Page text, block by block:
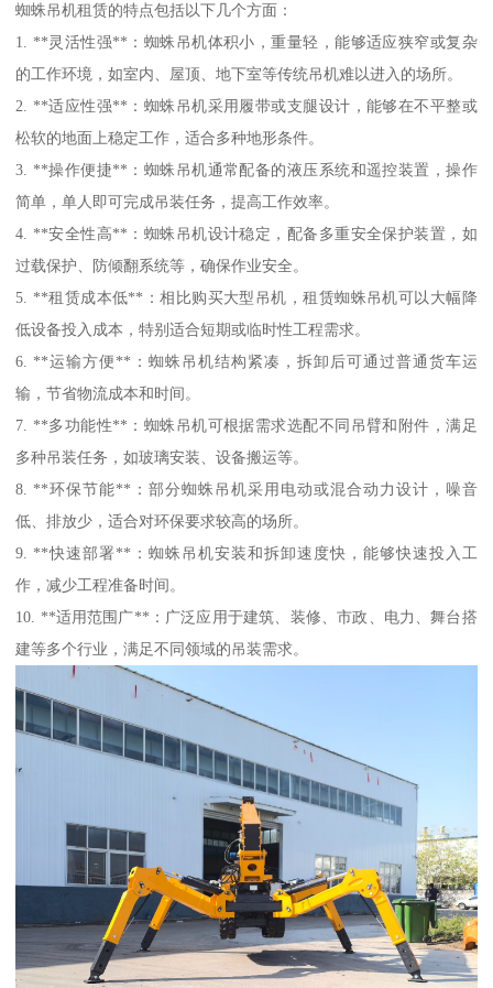
蜘蛛吊机租赁的特点包括以下几个方面：
1. **灵活性强**：蜘蛛吊机体积小，重量轻，能够适应狭窄或复杂
的工作环境，如室内、屋顶、地下室等传统吊机难以进入的场所。
2. **适应性强**：蜘蛛吊机采用履带或支腿设计，能够在不平整或
松软的地面上稳定工作，适合多种地形条件。
3. **操作便捷**：蜘蛛吊机通常配备的液压系统和遥控装置，操作
简单，单人即可完成吊装任务，提高工作效率。
4. **安全性高**：蜘蛛吊机设计稳定，配备多重安全保护装置，如
过载保护、防倾翻系统等，确保作业安全。
5. **租赁成本低**：相比购买大型吊机，租赁蜘蛛吊机可以大幅降
低设备投入成本，特别适合短期或临时性工程需求。
6. **运输方便**：蜘蛛吊机结构紧凑，拆卸后可通过普通货车运
输，节省物流成本和时间。
7. **多功能性**：蜘蛛吊机可根据需求选配不同吊臂和附件，满足
多种吊装任务，如玻璃安装、设备搬运等。
8. **环保节能**：部分蜘蛛吊机采用电动或混合动力设计，噪音
低、排放少，适合对环保要求较高的场所。
9. **快速部署**：蜘蛛吊机安装和拆卸速度快，能够快速投入工
作，减少工程准备时间。
10. **适用范围广**：广泛应用于建筑、装修、市政、电力、舞台搭
建等多个行业，满足不同领域的吊装需求。